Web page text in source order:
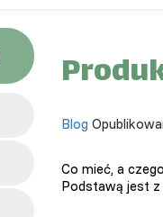
Blog
Co mieć, a
Podstawą jest z